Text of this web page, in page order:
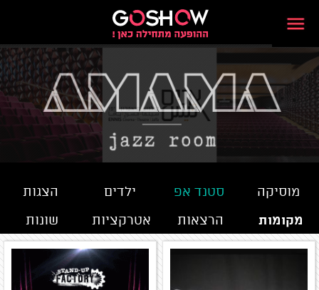
מוסיקה סטנד אפ ילדים
הצגות
הרצאות
אטרקציות שונות מקומות